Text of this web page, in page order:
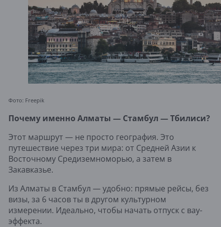
Фото: Freepik
Почему именно Алматы — Стамбул — Тбилиси?
Этот маршрут — не просто география. Это
путешествие через три мира: от Средней Азии к
Восточному Средиземноморью, а затем в
Закавказье.
Из Алматы в Стамбул — удобно: прямые рейсы, без
визы, за 6 часов ты в другом культурном
измерении. Идеально, чтобы начать отпуск с вау-
эффекта.